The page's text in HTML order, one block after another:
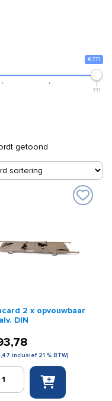
€771
771
getoond
2 x opvouwbaar
DIN
inclusief 21 % BTW)